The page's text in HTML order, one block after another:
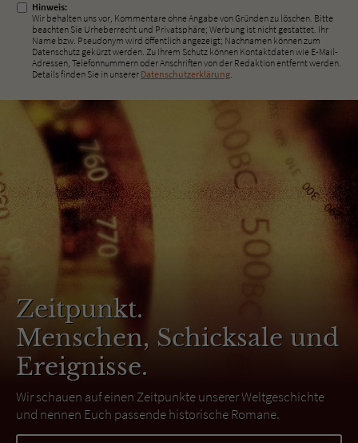
Hinweis:
Wir behalten uns vor, Kommentare ohne Angabe von Gründen zu löschen. Bitte
beachten Sie Urheberrecht und Privatsphäre; Werbung ist nicht gestattet. Ihr
Name bzw. Pseudonym wird öffentlich angezeigt; Nachnamen können zum
Datenschutz gekürzt werden. Zu Ihrem Schutz können Kontaktdaten wie E-Mail-
Adressen, Telefonnummern oder Anschriften von der Redaktion entfernt werden.
Details finden Sie in unserer Datenschutzerklärung.
Zeitpunkt.
Menschen, Schicksale und
Ereignisse.
Wir schauen auf einen Zeitpunkte unserer Weltgeschichte
und nennen Euch passende historische Romane.